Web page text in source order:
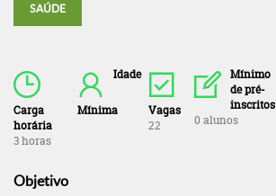
SAÚDE
Carga
horária
3 horas
Idade
Mínima
Vagas
22
Mínimo
de pré-
inscritos
0 alunos
Objetivo